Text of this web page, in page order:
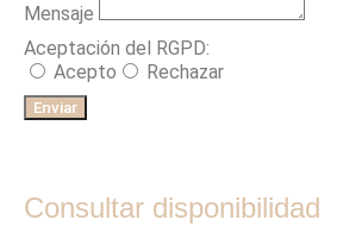
Mensaje
Aceptación del RGPD:
Acepto
Rechazar
Enviar
Consultar disponibilidad